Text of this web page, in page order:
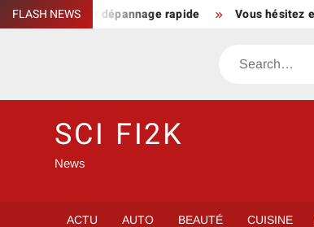
Skip
to
FLASH NEWS
bootable pour dépannage rapide Vous hésitez
Search
SCI FI2K
News
ACTU AUTO BEAUTÉ CUISINE